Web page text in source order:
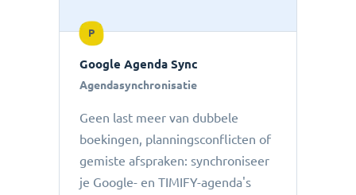
P
Google Agenda Sync
Agendasynchronisatie
Geen last meer van dubbele
boekingen, planningsconflicten of
gemiste afspraken: ​​synchroniseer
je Google- en TIMIFY-agenda's